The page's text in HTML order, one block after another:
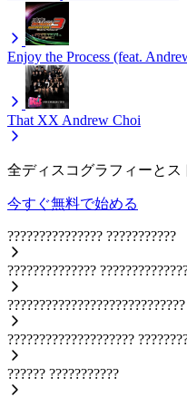
Enjoy the Process (feat.
That XX Andrew Choi
全ディスコグラフィーとス
今すぐ無料で始める
??????????????? ???????????
??????????????
????????????????????????????
????????????????????
?????? ???????????